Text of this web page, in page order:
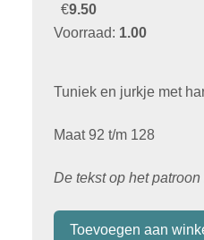
€9.50
Voorraad: 1.00
Tuniek en jurkje met
Maat 92 t/m 128
De tekst op het